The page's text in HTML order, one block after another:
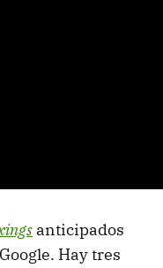
anticipados
Hay tres